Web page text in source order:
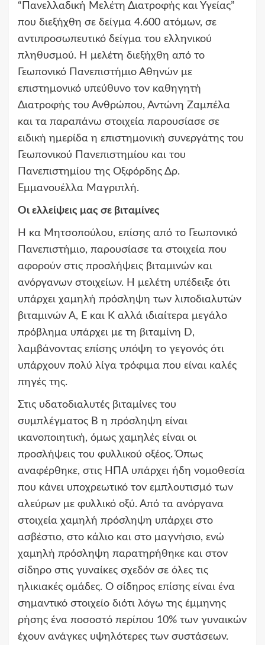
“Πανελλαδική Μελέτη Διατροφής και Υγείας”
που διεξήχθη σε δείγμα 4.600 ατόμων, σε
αντιπροσωπευτικό δείγμα του ελληνικού
πληθυσμού. Η μελέτη διεξήχθη από το
Γεωπονικό Πανεπιστήμιο Αθηνών με
επιστημονικό υπεύθυνο τον καθηγητή
Διατροφής του Ανθρώπου, Αντώνη Ζαμπέλα
και τα παραπάνω στοιχεία παρουσίασε σε
ειδική ημερίδα η επιστημονική συνεργάτης του
Γεωπονικού Πανεπιστημίου και του
Πανεπιστημίου της Οξφόρδης Δρ.
Εμμανουέλλα Μαγριπλή.
Οι ελλείψεις μας σε βιταμίνες
Η κα Μητσοπούλου, επίσης από το Γεωπονικό
Πανεπιστήμιο, παρουσίασε τα στοιχεία που
αφορούν στις προσλήψεις βιταμινών και
ανόργανων στοιχείων. Η μελέτη υπέδειξε ότι
υπάρχει χαμηλή πρόσληψη των λιποδιαλυτών
βιταμινών Α, Ε και Κ αλλά ιδιαίτερα μεγάλο
πρόβλημα υπάρχει με τη βιταμίνη D,
λαμβάνοντας επίσης υπόψη το γεγονός ότι
υπάρχουν πολύ λίγα τρόφιμα που είναι καλές
πηγές της.
Στις υδατοδιαλυτές βιταμίνες του
συμπλέγματος Β η πρόσληψη είναι
ικανοποιητική, όμως χαμηλές είναι οι
προσλήψεις του φυλλικού οξέος. Όπως
αναφέρθηκε, στις ΗΠΑ υπάρχει ήδη νομοθεσία
που κάνει υποχρεωτικό τον εμπλουτισμό των
αλεύρων με φυλλικό οξύ. Από τα ανόργανα
στοιχεία χαμηλή πρόσληψη υπάρχει στο
ασβέστιο, στο κάλιο και στο μαγνήσιο, ενώ
χαμηλή πρόσληψη παρατηρήθηκε και στον
σίδηρο στις γυναίκες σχεδόν σε όλες τις
ηλικιακές ομάδες. Ο σίδηρος επίσης είναι ένα
σημαντικό στοιχείο διότι λόγω της έμμηνης
ρήσης ένα ποσοστό περίπου 10% των γυναικών
έχουν ανάγκες υψηλότερες των συστάσεων.